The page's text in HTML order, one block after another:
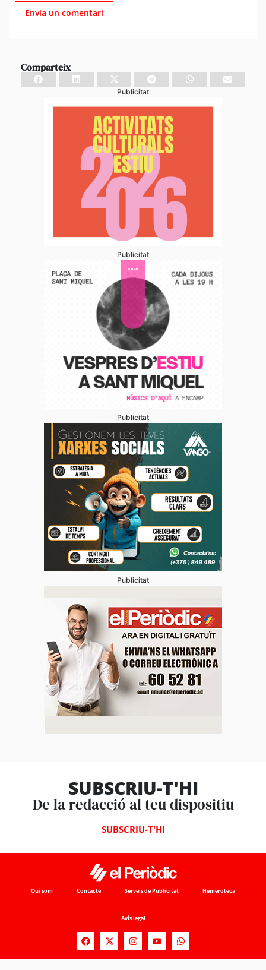
Comparteix
Publicitat
Publicitat
Publicitat
Publicitat
SUBSCRIU-T'HI
De la redacció al teu dispositiu
SUBSCRIU-T'HI
Qui som Contacte Serveis de Publicitat Hemeroteca
Avís legal